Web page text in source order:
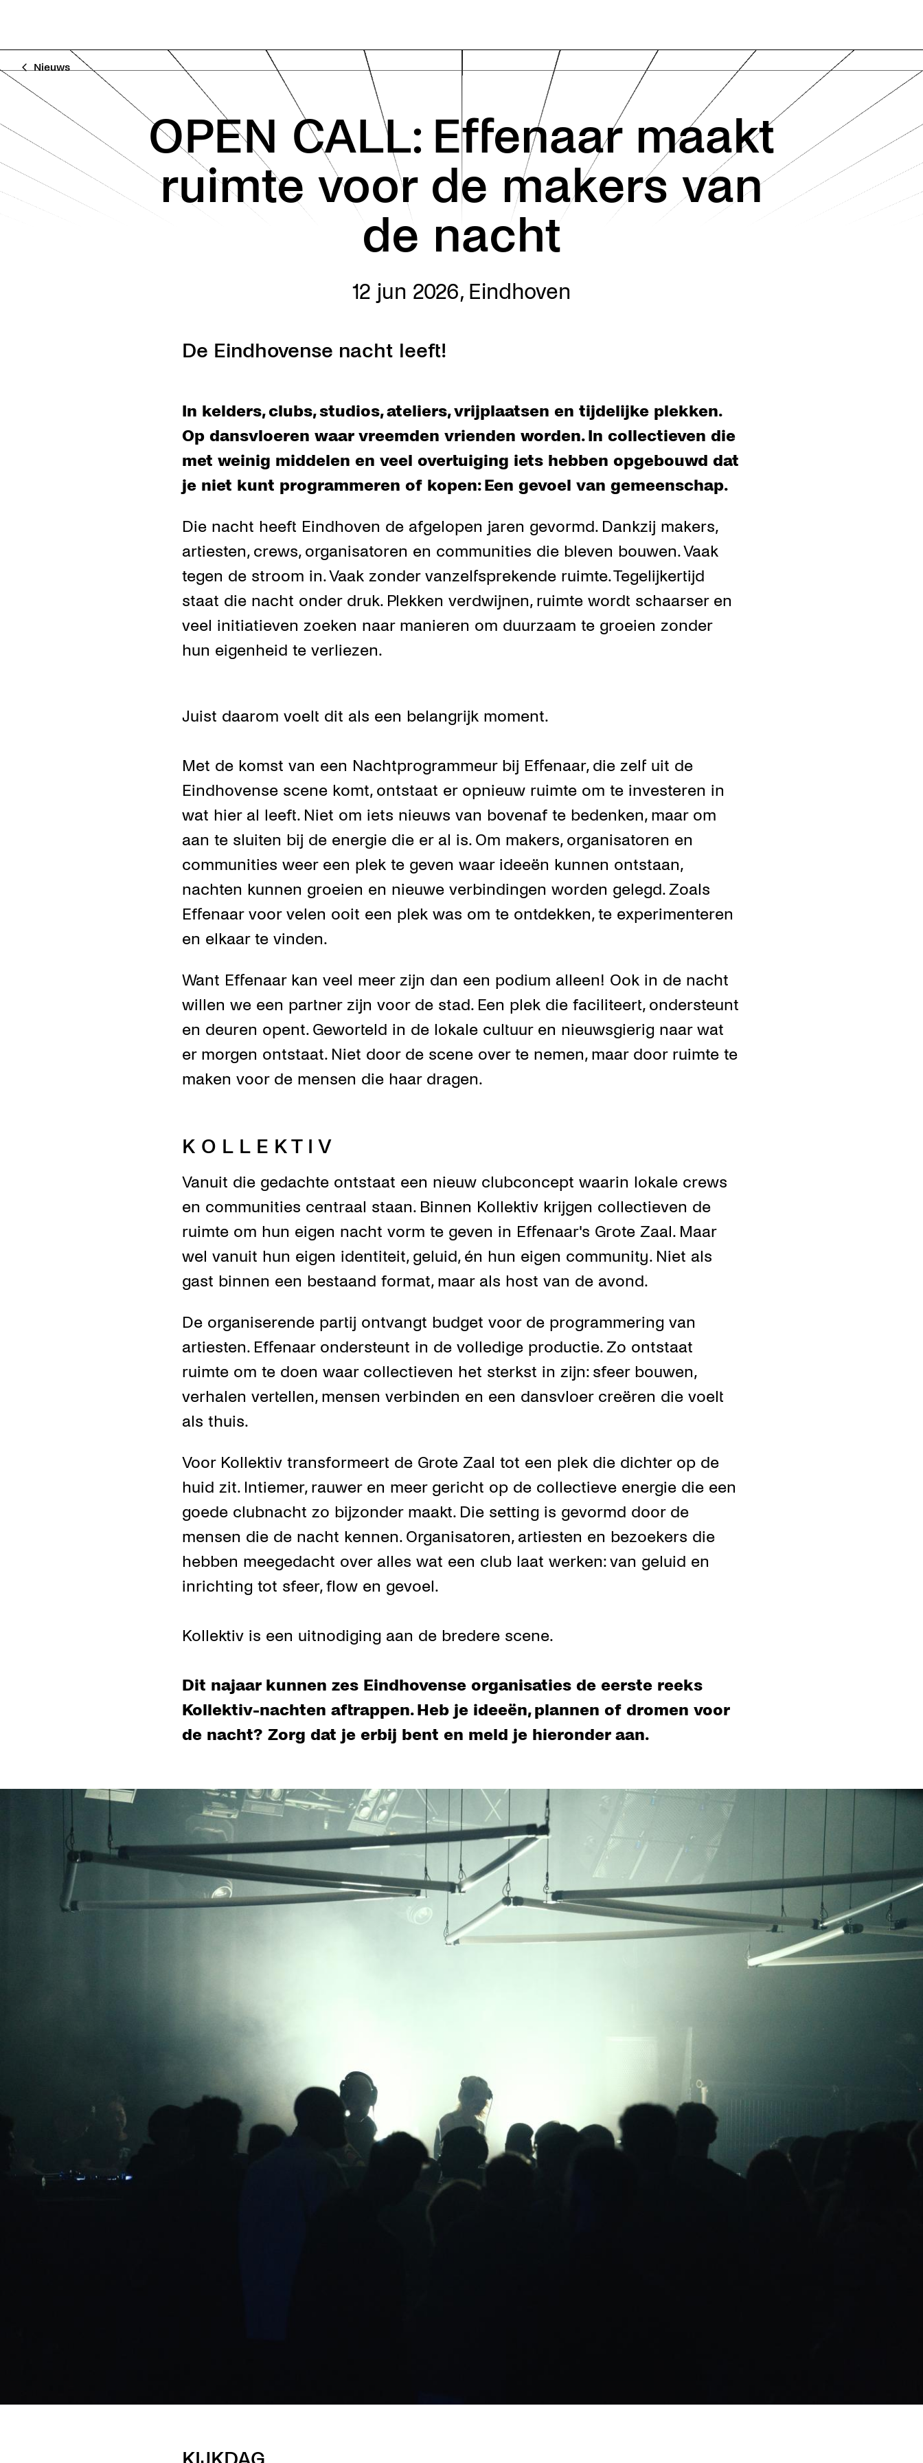
Nieuws
OPEN CALL: Effenaar maakt
ruimte voor de makers van
de nacht
12 jun 2026, Eindhoven
De Eindhovense nacht leeft!
In kelders, clubs, studios, ateliers, vrijplaatsen en tijdelijke plekken.
Op dansvloeren waar vreemden vrienden worden. In collectieven die
met weinig middelen en veel overtuiging iets hebben opgebouwd dat
je niet kunt programmeren of kopen: Een gevoel van gemeenschap.
Die nacht heeft Eindhoven de afgelopen jaren gevormd. Dankzij makers,
artiesten, crews, organisatoren en communities die bleven bouwen. Vaak
tegen de stroom in. Vaak zonder vanzelfsprekende ruimte. Tegelijkertijd
staat die nacht onder druk. Plekken verdwijnen, ruimte wordt schaarser en
veel initiatieven zoeken naar manieren om duurzaam te groeien zonder
hun eigenheid te verliezen.
Juist daarom voelt dit als een belangrijk moment.
Met de komst van een Nachtprogrammeur bij Effenaar, die zelf uit de
Eindhovense scene komt, ontstaat er opnieuw ruimte om te investeren in
wat hier al leeft. Niet om iets nieuws van bovenaf te bedenken, maar om
aan te sluiten bij de energie die er al is. Om makers, organisatoren en
communities weer een plek te geven waar ideeën kunnen ontstaan,
nachten kunnen groeien en nieuwe verbindingen worden gelegd. Zoals
Effenaar voor velen ooit een plek was om te ontdekken, te experimenteren
en elkaar te vinden.
Want Effenaar kan veel meer zijn dan een podium alleen! Ook in de nacht
willen we een partner zijn voor de stad. Een plek die faciliteert, ondersteunt
en deuren opent. Geworteld in de lokale cultuur en nieuwsgierig naar wat
er morgen ontstaat. Niet door de scene over te nemen, maar door ruimte te
maken voor de mensen die haar dragen.
K O L L E K T I V
Vanuit die gedachte ontstaat een nieuw clubconcept waarin lokale crews
en communities centraal staan. Binnen Kollektiv krijgen collectieven de
ruimte om hun eigen nacht vorm te geven in Effenaar's Grote Zaal. Maar
wel vanuit hun eigen identiteit, geluid, én hun eigen community. Niet als
gast binnen een bestaand format, maar als host van de avond.
De organiserende partij ontvangt budget voor de programmering van
artiesten. Effenaar ondersteunt in de volledige productie. Zo ontstaat
ruimte om te doen waar collectieven het sterkst in zijn: sfeer bouwen,
verhalen vertellen, mensen verbinden en een dansvloer creëren die voelt
als thuis.
Voor Kollektiv transformeert de Grote Zaal tot een plek die dichter op de
huid zit. Intiemer, rauwer en meer gericht op de collectieve energie die een
goede clubnacht zo bijzonder maakt. Die setting is gevormd door de
mensen die de nacht kennen. Organisatoren, artiesten en bezoekers die
hebben meegedacht over alles wat een club laat werken: van geluid en
inrichting tot sfeer, flow en gevoel.
Kollektiv is een uitnodiging aan de bredere scene.
Dit najaar kunnen zes Eindhovense organisaties de eerste reeks
Kollektiv-nachten aftrappen. Heb je ideeën, plannen of dromen voor
de nacht? Zorg dat je erbij bent en meld je hieronder aan.